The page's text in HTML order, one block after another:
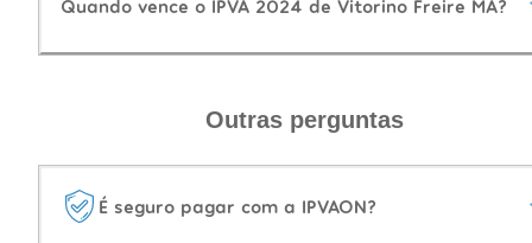
Quando vence o IPVA 2024 de Vitorino Freire MA?
Outras perguntas
É seguro pagar com a IPVAON?